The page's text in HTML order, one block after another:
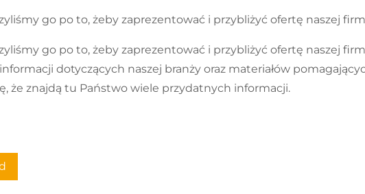
go po to, żeby zaprezentować i przybliżyć ofertę naszej
go po to, żeby zaprezentować i przybliżyć ofertę naszej
dotyczących naszej branży oraz materiałów
że znajdą tu Państwo wiele przydatnych informacji.